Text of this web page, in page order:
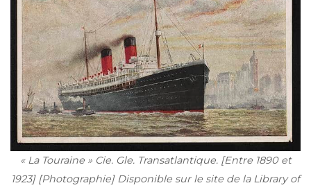
« La Touraine » Cie. Gle. Transatlantique. [Entre 1890 et
1923] [Photographie] Disponible sur le site de la Library of